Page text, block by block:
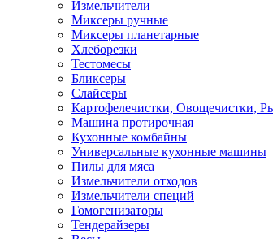
Измельчители
Миксеры ручные
Миксеры планетарные
Хлеборезки
Тестомесы
Бликсеры
Слайсеры
Картофелечистки, Овощечистки,
Машина протирочная
Кухонные комбайны
Универсальные кухонные машины
Пилы для мяса
Измельчители отходов
Измельчители специй
Гомогенизаторы
Тендерайзеры